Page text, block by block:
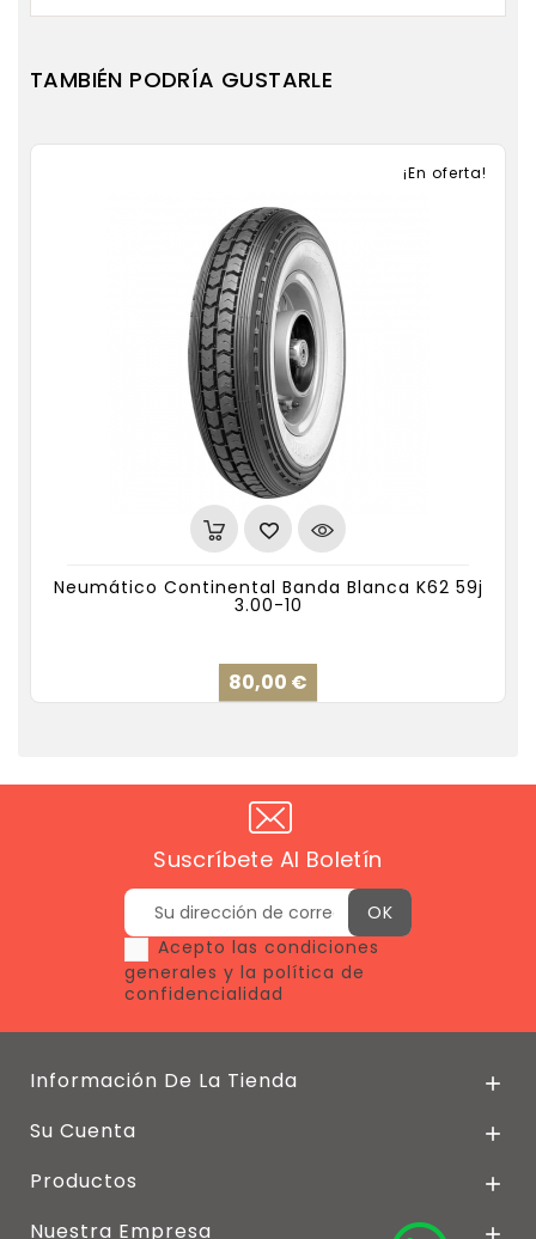
TAMBIÉN PODRÍA GUSTARLE
¡En oferta!
Neumático Continental Banda Blanca K62 59j
3.00-10
80,00 €
Suscríbete Al Boletín
Acepto las condiciones
generales y la política de
confidencialidad
Información De La Tienda 
Su Cuenta 
Productos 
Nuestra Empresa 